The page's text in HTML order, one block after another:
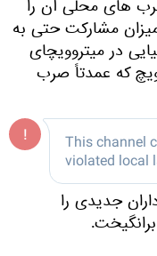
های محلی آن را
مشارکت حتی به
در میتروویچای
که عمدتاً صرب
جدیدی را